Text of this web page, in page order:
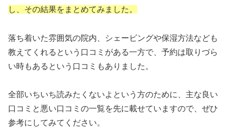
し、その結果をまとめてみました。
落ち着いた雰囲気の院内、シェービングや保湿方法なども
教えてくれるという口コミがある一方で、予約は取りづら
い時もあるという口コミもありました。
全部いちいち読みたくないよという方のために、主な良い
口コミと悪い口コミの一覧を先に載せていますので、ぜひ
参考にしてみてください。